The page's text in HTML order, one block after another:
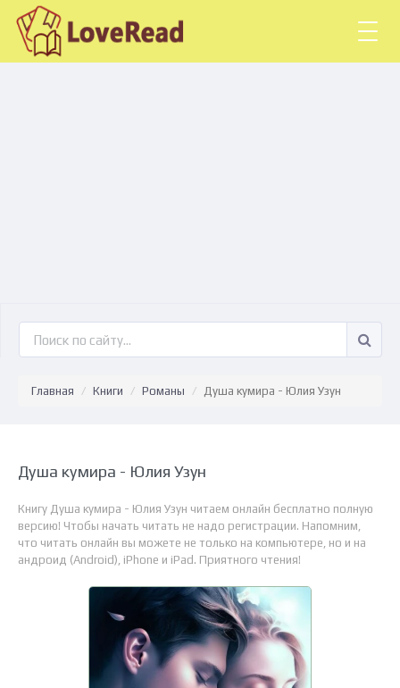
Главная Книги Романы Душа кумира - Юлия Узун
Душа кумира - Юлия Узун
Книгу Душа кумира - Юлия Узун читаем онлайн бесплатно полную
версию! Чтобы начать читать не надо регистрации. Напомним,
что читать онлайн вы можете не только на компьютере, но и на
андроид (Android), iPhone и iPad. Приятного чтения!